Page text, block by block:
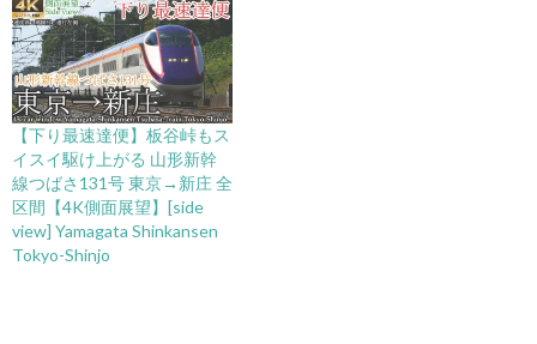
【下り最速達便】板谷峠もス
イスイ駆け上がる 山形新幹
線つばさ131号 東京→新庄 全
区間【4K側面展望】[side
view] Yamagata Shinkansen
Tokyo-Shinjo